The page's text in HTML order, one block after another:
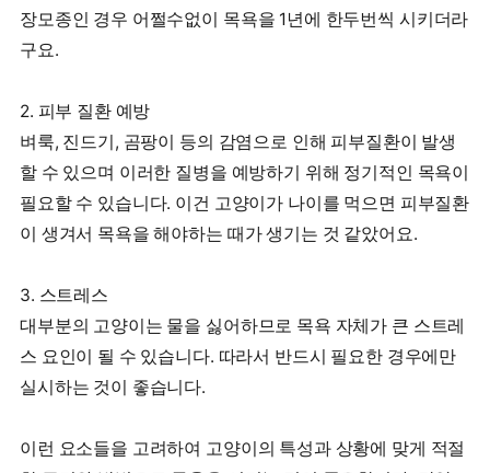
장모종인 경우 어쩔수없이 목욕을 1년에 한두번씩 시키더라
구요.
2. 피부 질환 예방
벼룩, 진드기, 곰팡이 등의 감염으로 인해 피부질환이 발생
할 수 있으며 이러한 질병을 예방하기 위해 정기적인 목욕이
필요할 수 있습니다. 이건 고양이가 나이를 먹으면 피부질환
이 생겨서 목욕을 해야하는 때가 생기는 것 같았어요.
3. 스트레스
대부분의 고양이는 물을 싫어하므로 목욕 자체가 큰 스트레
스 요인이 될 수 있습니다. 따라서 반드시 필요한 경우에만
실시하는 것이 좋습니다.
이런 요소들을 고려하여 고양이의 특성과 상황에 맞게 적절